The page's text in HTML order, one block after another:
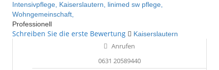
Intensivpflege, Kaiserslautern, linimed sw pflege,
Wohngemeinschaft,
Professionell
Schreiben Sie die erste Bewertung Kaiserslautern
Anrufen
0631 20589440